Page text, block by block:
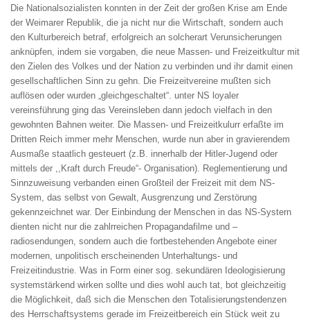
Die Nationalsozialisten konnten in der Zeit der großen Krise am Ende
der Weimarer Republik, die ja nicht nur die Wirtschaft, sondern auch
den Kulturbereich betraf, erfolgreich an solcherart Verunsicherungen
anknüpfen, indem sie vorgaben, die neue Massen- und Freizeitkultur mit
den Zielen des Volkes und der Nation zu verbinden und ihr damit einen
gesellschaftlichen Sinn zu gehn. Die Freizeitvereine mußten sich
auflösen oder wurden „gleichgeschaltet“. unter NS loyaler
vereinsführung ging das Vereinsleben dann jedoch vielfach in den
gewohnten Bahnen weiter. Die Massen- und Freizeitkulurr erfaßte im
Dritten Reich immer mehr Menschen, wurde nun aber in gravierendem
Ausmaße staatlich gesteuert (z.B. innerhalb der Hitler-Jugend oder
mittels der ,,Kraft durch Freude“- Organisation). Reglementierung und
Sinnzuweisung verbanden einen Großteil der Freizeit mit dem NS-
System, das selbst von Gewalt, Ausgrenzung und Zerstörung
gekennzeichnet war. Der Einbindung der Menschen in das NS-Systern
dienten nicht nur die zahlrreichen Propagandafilme und –
radiosendungen, sondern auch die fortbestehenden Angebote einer
modernen, unpolitisch erscheinenden Unterhaltungs- und
Freizeitindustrie. Was in Form einer sog. sekundären Ideologisierung
systemstärkend wirken sollte und dies wohl auch tat, bot gleichzeitig
die Möglichkeit, daß sich die Menschen den Totalisierungstendenzen
des Herrschaftsystems gerade im Freizeitbereich ein Stück weit zu